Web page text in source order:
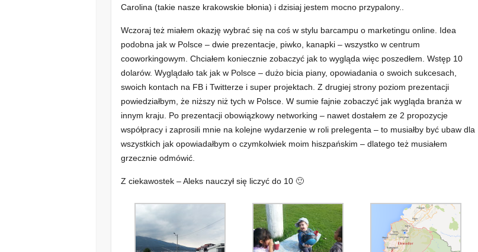
Carolina (takie nasze krakowskie błonia) i dzisiaj jestem mocno przypalony..
Wczoraj też miałem okazję wybrać się na coś w stylu barcampu o marketingu online. Idea
podobna jak w Polsce – dwie prezentacje, piwko, kanapki – wszystko w centrum
cooworkingowym. Chciałem koniecznie zobaczyć jak to wygląda więc poszedłem. Wstęp 10
dolarów. Wyglądało tak jak w Polsce – dużo bicia piany, opowiadania o swoich sukcesach,
swoich kontach na FB i Twitterze i super projektach. Z drugiej strony poziom prezentacji
powiedziałbym, że niższy niż tych w Polsce. W sumie fajnie zobaczyć jak wygląda branża w
innym kraju. Po prezentacji obowiązkowy networking – nawet dostałem ze 2 propozycje
współpracy i zaprosili mnie na kolejne wydarzenie w roli prelegenta – to musiałby być ubaw dla
wszystkich jak opowiadałbym o czymkolwiek moim hiszpańskim – dlatego też musiałem
grzecznie odmówić.
Z ciekawostek – Aleks nauczył się liczyć do 10 🙂